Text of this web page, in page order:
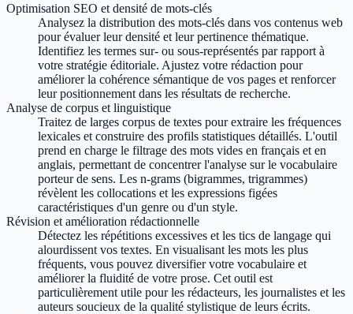
Optimisation SEO et densité de mots-clés
Analysez la distribution des mots-clés dans vos contenus web
pour évaluer leur densité et leur pertinence thématique.
Identifiez les termes sur- ou sous-représentés par rapport à
votre stratégie éditoriale. Ajustez votre rédaction pour
améliorer la cohérence sémantique de vos pages et renforcer
leur positionnement dans les résultats de recherche.
Analyse de corpus et linguistique
Traitez de larges corpus de textes pour extraire les fréquences
lexicales et construire des profils statistiques détaillés. L'outil
prend en charge le filtrage des mots vides en français et en
anglais, permettant de concentrer l'analyse sur le vocabulaire
porteur de sens. Les n-grams (bigrammes, trigrammes)
révèlent les collocations et les expressions figées
caractéristiques d'un genre ou d'un style.
Révision et amélioration rédactionnelle
Détectez les répétitions excessives et les tics de langage qui
alourdissent vos textes. En visualisant les mots les plus
fréquents, vous pouvez diversifier votre vocabulaire et
améliorer la fluidité de votre prose. Cet outil est
particulièrement utile pour les rédacteurs, les journalistes et les
auteurs soucieux de la qualité stylistique de leurs écrits.